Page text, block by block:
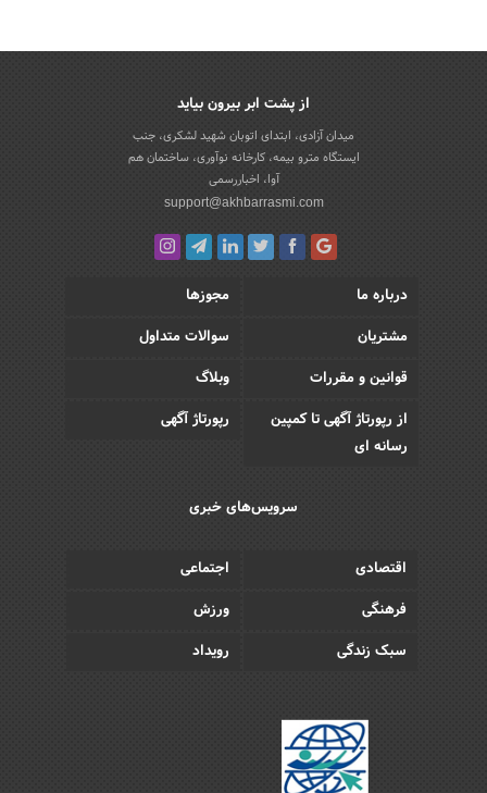
از پشت ابر بیرون بیاید
میدان آزادی، ابتدای اتوبان شهید لشکری، جنب
ایستگاه مترو بیمه، کارخانه نوآوری، ساختمان هم
آوا، اخباررسمی
support@akhbarrasmi.com
درباره ما
مجوزها
مشتریان
سوالات متداول
قوانین و مقررات
وبلاگ
از رپورتاژ آگهی تا کمپین
رسانه ای
رپورتاژ آگهی
سرویس‌های خبری
اقتصادی
اجتماعی
فرهنگی
ورزش
سبک زندگی
رویداد